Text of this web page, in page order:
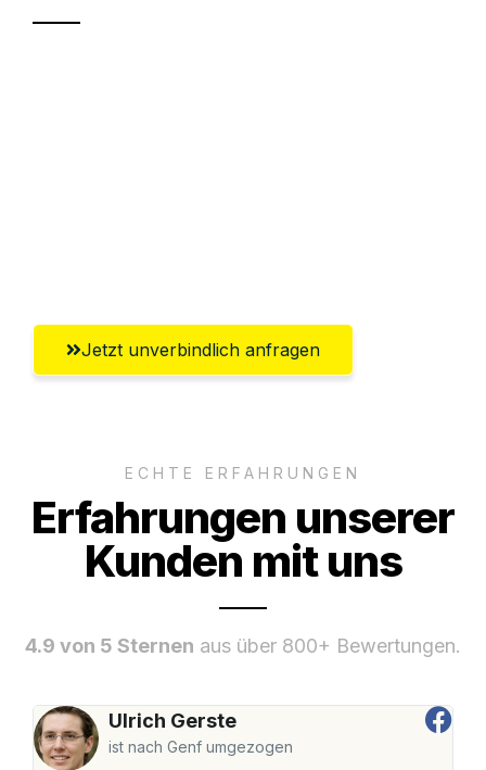
Jetzt unverbindlich anfragen
ECHTE ERFAHRUNGEN
Erfahrungen unserer
Kunden mit uns
4.9 von 5 Sternen aus über 800+ Bewertungen.
Ulrich Gerste
ist nach Genf umgezogen